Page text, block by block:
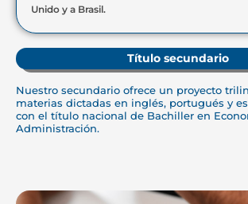
Unido y a Brasil.
Título secundario
Nuestro secundario ofrece un proyecto
materias dictadas en inglés, portugués y
con el título nacional de Bachiller en
Administración.